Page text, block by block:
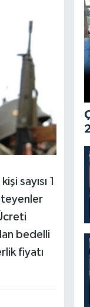
sayısı 1
bedelli
fiyatı